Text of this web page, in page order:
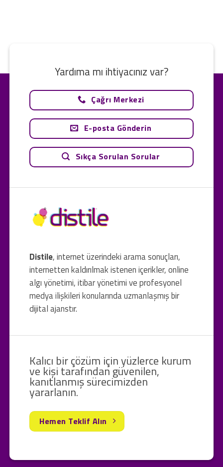
Distile, internet üzerindeki arama sonuçları,
internetten kaldırılmak istenen içerikler, online
algı yönetimi, itibar yönetimi ve profesyonel
medya ilişkileri konularında uzmanlaşmış bir
dijital ajanstır.
Yardıma mı ihtiyacınız var?
Çağrı Merkezi
E-posta Gönderin
Sıkça Sorulan Sorular
Kalıcı bir çözüm için yüzlerce kurum
ve kişi tarafından güvenilen,
kanıtlanmış sürecimizden
yararlanın.
Hemen Teklif Alın